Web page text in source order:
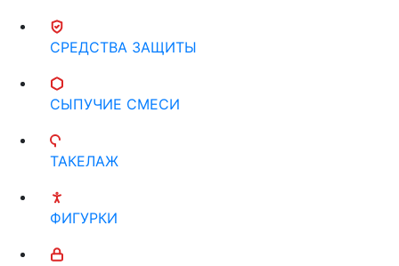
СРЕДСТВА ЗАЩИТЫ
СЫПУЧИЕ СМЕСИ
ТАКЕЛАЖ
ФИГУРКИ